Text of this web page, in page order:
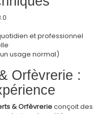
et professionnel
usage normal)
Orfèvrerie :
& Orfèvrerieconçoit des